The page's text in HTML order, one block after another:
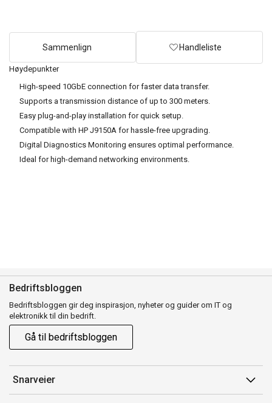
Høydepunkter
High-speed 10GbE connection for faster data transfer.
Supports a transmission distance of up to 300 meters.
Easy plug-and-play installation for quick setup.
Compatible with HP J9150A for hassle-free upgrading.
Digital Diagnostics Monitoring ensures optimal performance.
Ideal for high-demand networking environments.
Sammenlign Handleliste
Bedriftsbloggen
Bedriftsbloggen gir deg inspirasjon, nyheter og guider om IT og
elektronikk til din bedrift.
Gå til bedriftsbloggen
Snarveier